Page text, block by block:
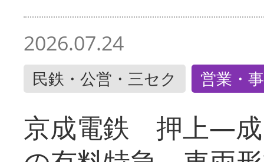
2026.07.24
民鉄・公営・三セク 営業・
京成電鉄 押上―成